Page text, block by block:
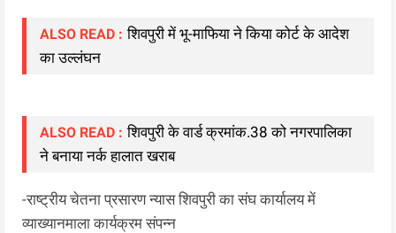
ALSO READ : शिवपुरी में भू-माफिया ने किया कोर्ट के आदेश
का उल्लंघन
ALSO READ : शिवपुरी के वार्ड क्रमांक.38 को नगरपालिका
ने बनाया नर्क हालात खराब
-राष्ट्रीय चेतना प्रसारण न्यास शिवपुरी का संघ कार्यालय में
व्याख्यानमाला कार्यक्रम संपन्न